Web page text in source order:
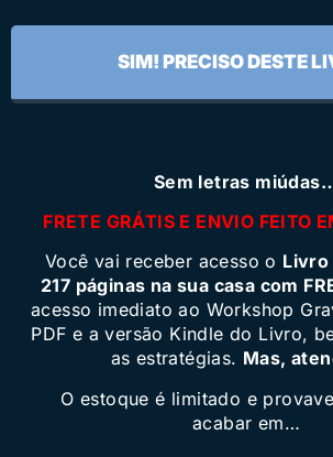
SIM! PRECISO DESTE
Sem letras
FRETE GRÁTIS E ENVIO FEITO
Você vai receber acesso o Livro
217 páginas na sua casa com
acesso imediato ao Workshop
PDF e a versão Kindle do Livro,
as estratégias. Mas,
O estoque é limitado e
acabar em…